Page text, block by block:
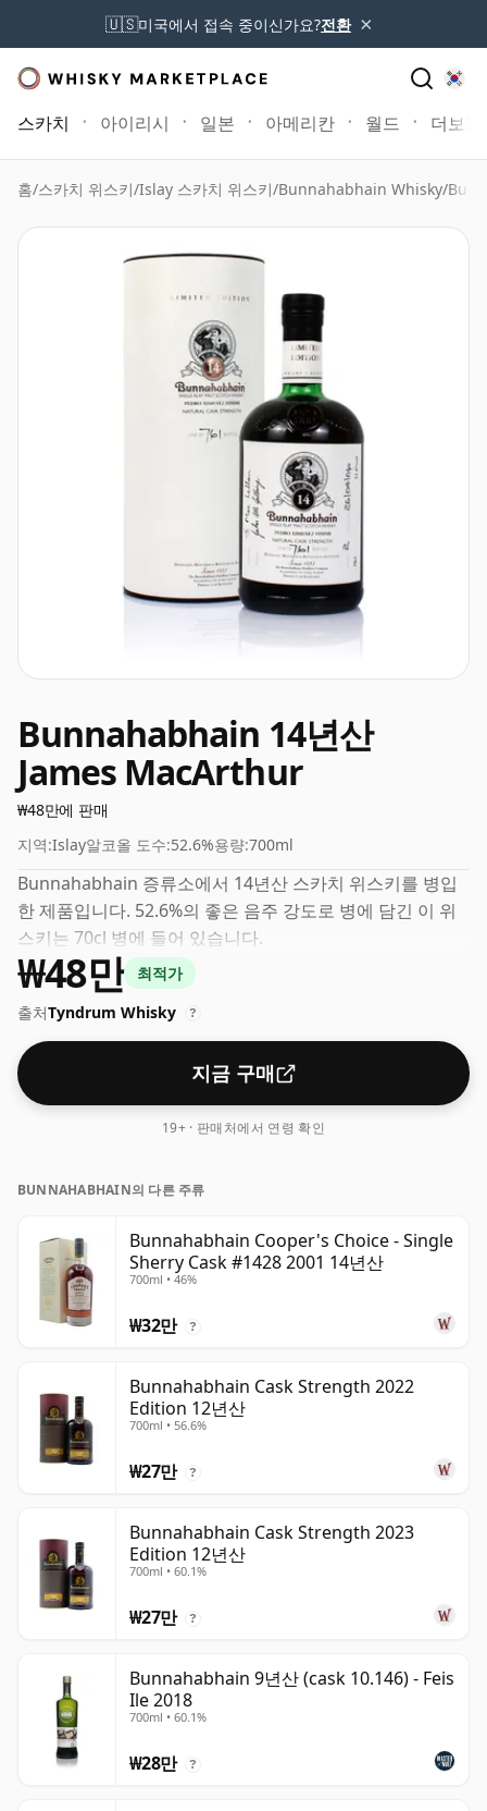
🇺🇸미국에서 접속 중이신가요?전환 ×
스카치 아이리시 일본 아메리칸 월드 더보기
홈/스카치 위스키/Islay 스카치 위스키/Bunnahabhain Whisky/
Bunnahabhain 14년산
James MacArthur
₩48만에 판매
지역:Islay알코올 도수:52.6%용량:700ml
Bunnahabhain 증류소에서 14년산 스카치 위스키를 병입
한 제품입니다. 52.6%의 좋은 음주 강도로 병에 담긴 이 위
스키는 70cl 병에 들어 있습니다.
₩48만
최적가
출처Tyndrum Whisky ?
지금 구매
19+ · 판매처에서 연령 확인
BUNNAHABHAIN의 다른 주류
Bunnahabhain Cooper's Choice - Single
Sherry Cask #1428 2001 14년산
700ml • 46%
₩32만 ?
Bunnahabhain Cask Strength 2022
Edition 12년산
700ml • 56.6%
₩27만 ?
Bunnahabhain Cask Strength 2023
Edition 12년산
700ml • 60.1%
₩27만 ?
Bunnahabhain 9년산 (cask 10.146) - Feis
Ile 2018
700ml • 60.1%
₩28만 ?